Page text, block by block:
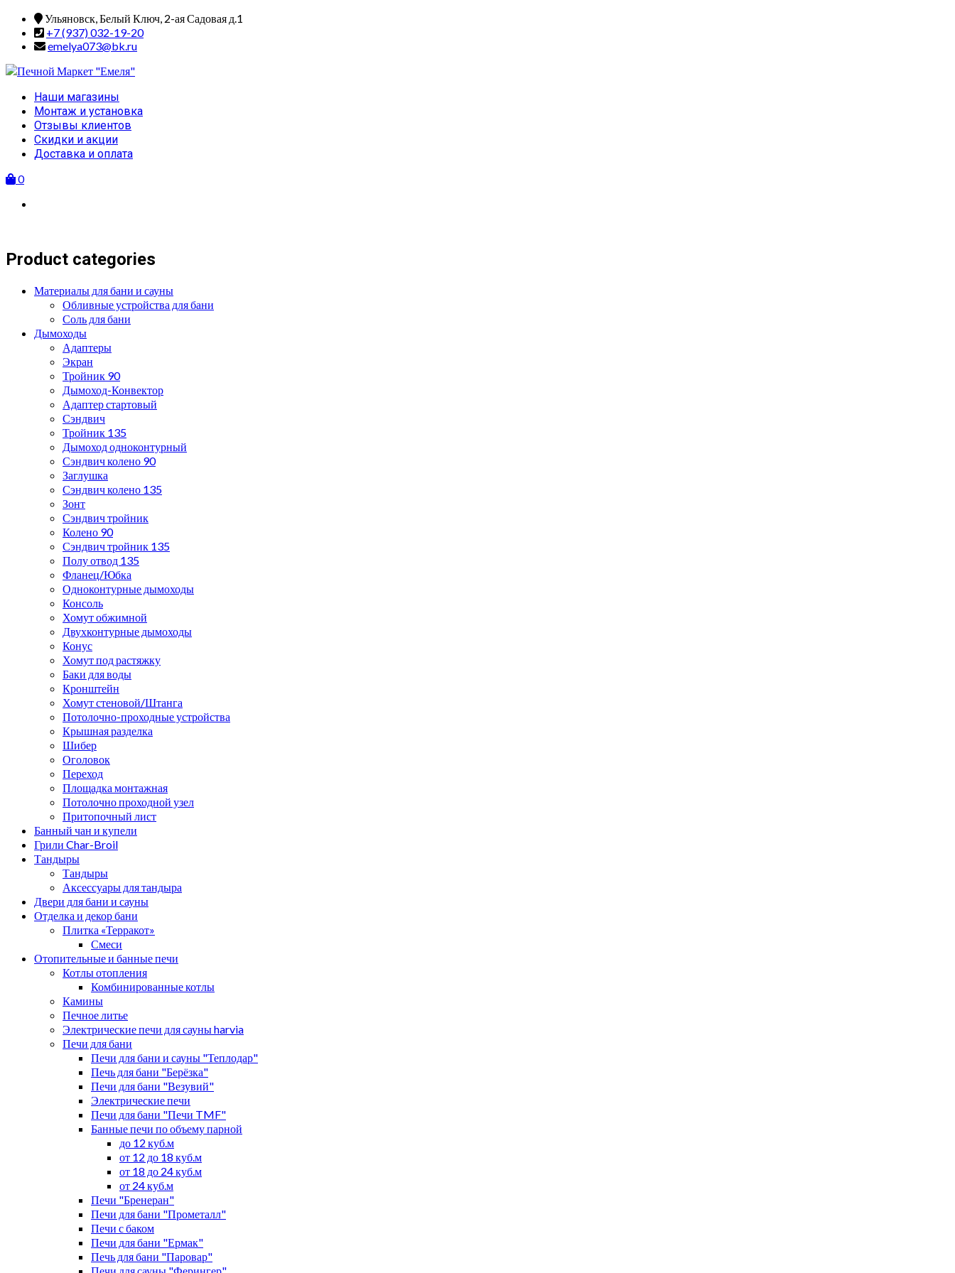
Skip
content
Ульяновск, Белый Ключ, 2-ая Садовая д.1
+7 (937) 032-19-20
emelya073@bk.ru
Primary
Menu
Наши магазины
Монтаж и установка
Отзывы клиентов
Скидки и акции
Доставка и оплата
0
Product categories
Материалы для бани и сауны
Обливные устройства для бани
Соль для бани
Дымоходы
Адаптеры
Экран
Тройник 90
Дымоход-Конвектор
Адаптер стартовый
Сэндвич
Тройник 135
Дымоход одноконтурный
Сэндвич колено 90
Заглушка
Сэндвич колено 135
Зонт
Сэндвич тройник
Колено 90
Сэндвич тройник 135
Полу отвод 135
Фланец/Юбка
Одноконтурные дымоходы
Консоль
Хомут обжимной
Двухконтурные дымоходы
Конус
Хомут под растяжку
Баки для воды
Кронштейн
Хомут стеновой/Штанга
Потолочно-проходные устройства
Крышная разделка
Шибер
Оголовок
Переход
Площадка монтажная
Потолочно проходной узел
Притопочный лист
Банный чан и купели
Грили Char-Broil
Тандыры
Тандыры
Аксессуары для тандыра
Двери для бани и сауны
Отделка и декор бани
Плитка «Терракот»
Смеси
Отопительные и банные печи
Котлы отопления
Комбинированные котлы
Камины
Печное литье
Электрические печи для сауны harvia
Печи для бани
Печи для бани и сауны "Теплодар"
Печь для бани "Берёзка"
Печи для бани "Везувий"
Электрические печи
Печи для бани "Печи TMF"
Банные печи по объему парной
до 12 куб.м
от 12 до 18 куб.м
от 18 до 24 куб.м
от 24 куб.м
Печи "Бренеран"
Печи для бани "Прометалл"
Печи с баком
Печи для бани "Ермак"
Печь для бани "Паровар"